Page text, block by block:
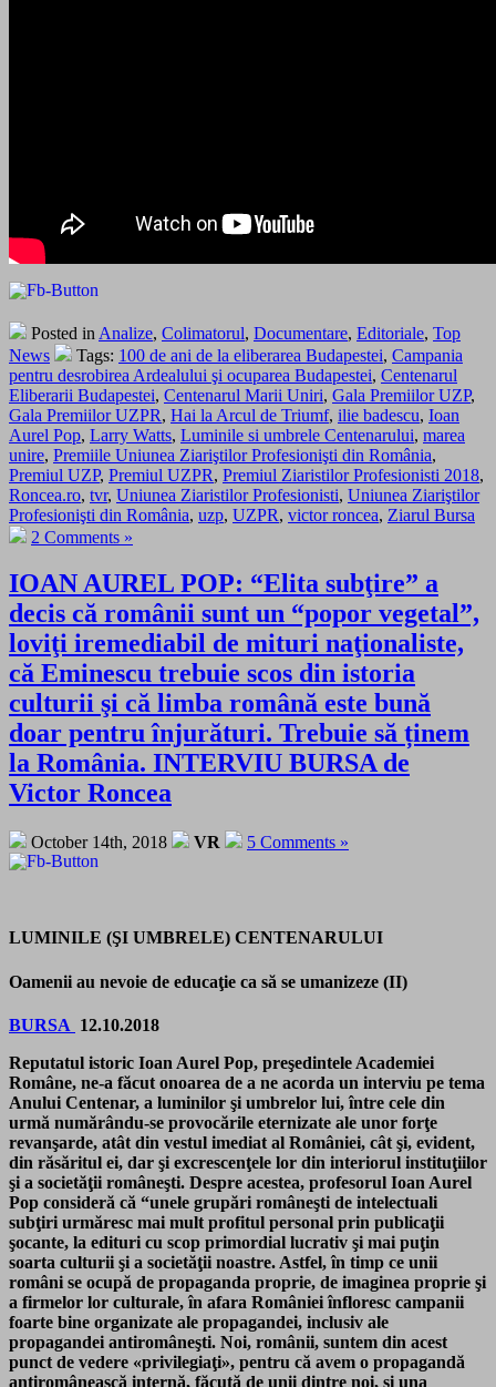
Posted in Analize, Colimatorul, Documentare, Editoriale, Top
News
Tags: 100 de ani de la eliberarea Budapestei, Campania
pentru desrobirea Ardealului şi ocuparea Budapestei, Centenarul
Eliberarii Budapestei, Centenarul Marii Uniri, Gala Premiilor UZP,
Gala Premiilor UZPR, Hai la Arcul de Triumf, ilie badescu, Ioan
Aurel Pop, Larry Watts, Luminile si umbrele Centenarului, marea
unire, Premiile Uniunea Ziariştilor Profesionişti din România,
Premiul UZP, Premiul UZPR, Premiul Ziaristilor Profesionisti 2018,
Roncea.ro, tvr, Uniunea Ziaristilor Profesionisti, Uniunea Ziariştilor
Profesionişti din România, uzp, UZPR, victor roncea, Ziarul Bursa
2 Comments »
IOAN AUREL POP: “Elita subţire” a
decis că românii sunt un “popor vegetal”,
loviţi iremediabil de mituri naţionaliste,
că Eminescu trebuie scos din istoria
culturii şi că limba română este bună
doar pentru înjurături. Trebuie să ținem
la România. INTERVIU BURSA de
Victor Roncea
October 14th, 2018 VR 5 Comments »
LUMINILE (ŞI UMBRELE) CENTENARULUI
Oamenii au nevoie de educaţie ca să se umanizeze (II)
BURSA 12.10.2018
Reputatul istoric Ioan Aurel Pop, preşedintele Academiei
Române, ne-a făcut onoarea de a ne acorda un interviu pe tema
Anului Centenar, a luminilor şi umbrelor lui, între cele din
urmă numărându-se provocările eternizate ale unor forţe
revanşarde, atât din vestul imediat al României, cât şi, evident,
din răsăritul ei, dar şi excrescenţele lor din interiorul instituţiilor
şi a societăţii româneşti. Despre acestea, profesorul Ioan Aurel
Pop consideră că “unele grupări româneşti de intelectuali
subţiri urmăresc mai mult profitul personal prin publicaţii
şocante, la edituri cu scop primordial lucrativ şi mai puţin
soarta culturii şi a societăţii noastre. Astfel, în timp ce unii
români se ocupă de propaganda proprie, de imaginea proprie şi
a firmelor lor culturale, în afara Româ­niei înfloresc campanii
foarte bine organizate ale propagandei, inclusiv ale
propagandei antiromâ­neşti. Noi, românii, suntem din acest
punct de vedere «privilegiaţi», pentru că avem o propagandă
antiromânească internă, făcută de unii dintre noi, şi una